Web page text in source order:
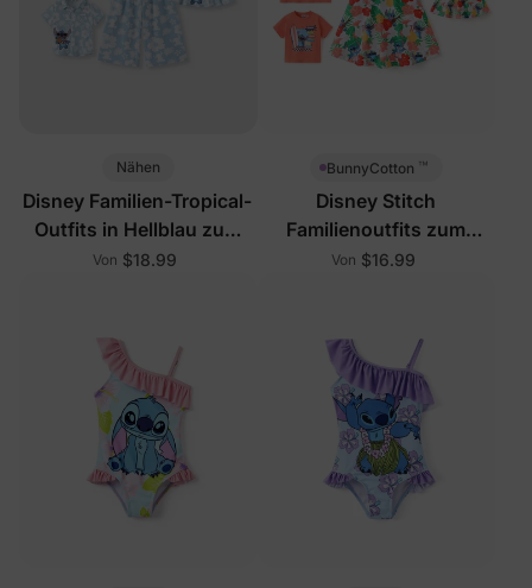
Nähen
Disney Familien-Tropical-
Outfits in Hellblau zum
Kombinieren
Von $18.99
BunnyCotton ™
Disney Stitch
Familienoutfits zum
Kombinieren mit
Von $16.99